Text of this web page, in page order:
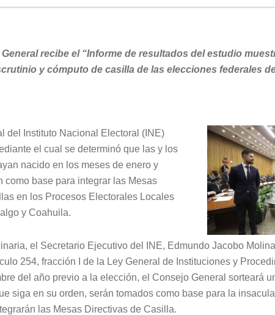
recibe el “Informe de resultados del estudio
y cómputo de casilla de las elecciones federales
del Instituto Nacional Electoral (INE)
el cual se determinó que las y los
nacido en los meses de enero y
como base para integrar las Mesas
en los Procesos Electorales Locales
y Coahuila.
el Secretario Ejecutivo del INE, Edmundo Jacobo
254, fracción I de la Ley General de Instituciones y
del año previo a la elección, el Consejo General sorteará
siga en su orden, serán tomados como base para la
las Mesas Directivas de Casilla.